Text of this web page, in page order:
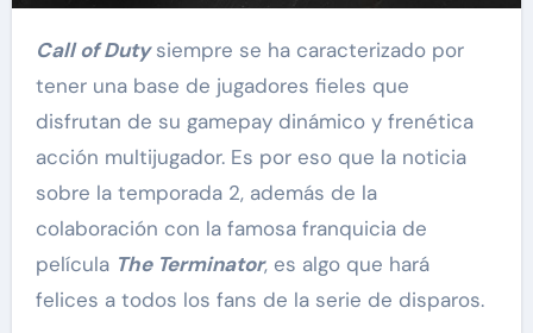
Call of Dutysiempre se ha caracterizado por
tener una base de jugadores fieles que
disfrutan de su gamepay dinámico y frenética
acción multijugador. Es por eso que la noticia
sobre la temporada 2, además de la
colaboración con la famosa franquicia de
película The Terminator, es algo que hará
felices a todos los fans de la serie de disparos.